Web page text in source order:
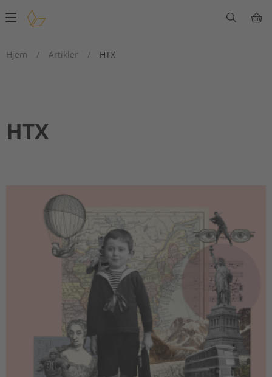
Main
Hjem
/ Artikler / HTX
HTX